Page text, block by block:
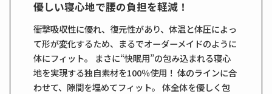
優しい寝心地で腰の負担を軽減！
衝撃吸収性に優れ、復元性があり、体温と体圧によっ
て形が変化するため、まるでオーダーメイドのように
体にフィット。 まさに“快眠用”の包み込まれる寝心
地を実現する独自素材を100％使用！ 体のラインに合
わせて、隙間を埋めてフィット。 体全体を優しく包